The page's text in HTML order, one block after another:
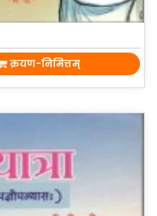
क्रयण-निमित्तम्